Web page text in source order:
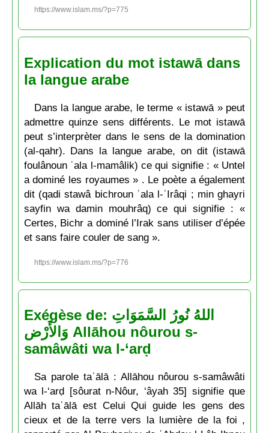
https://www.islam.ms/?p=775
Explication du mot istawā dans
la langue arabe
Dans la langue arabe, le terme « istawā » peut
admettre quinze sens différents. Le mot istawā
peut s’interprèter dans le sens de la domination
(al-qahr). Dans la langue arabe, on dit (istawā
foulânoun ʿala l-mamâlik) ce qui signifie : « Untel
a dominé les royaumes » . Le poète a également
dit (qadi stawâ bichroun ʿala l-ʿIrâqi ; min ghayri
sayfin wa damin mouhrâq) ce qui signifie : «
Certes, Bichr a dominé l’Irak sans utiliser d’épée
et sans faire couler de sang ».
https://www.islam.ms/?p=776
Exégèse de: اللهُ نُورُ السَّمَوَاتِ
وَالأَرْض Allāhou nôurou s-
samâwâti wa l-‘arḍ
Sa parole taʿālā : Allāhou nôurou s-samâwâti
wa l-‘arḍ [sôurat n-Nôur, ‘âyah 35] signifie que
Allāh taʿālā est Celui Qui guide les gens des
cieux et de la terre vers la lumière de la foi ,